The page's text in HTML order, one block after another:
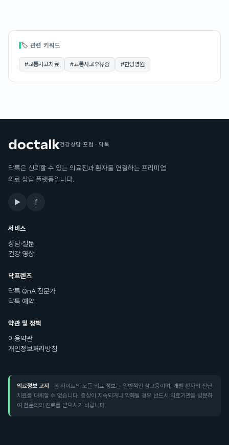
🏷 관련 키워드
#교통사고치료 #교통사고후유증 #한방병원
건강상담 포럼 · 닥톡
닥톡은 신뢰할 수 있는 의료진과 환자를 연결하는 프리미엄
의료 상담 플랫폼입니다.
▶ f
서비스
상담·질문
건강 영상
닥프렌즈
닥톡 QnA 전문가
닥톡 예약
약관 및 정책
이용약관
개인정보처리방침
의료정보 고지 · 본 사이트의 모든 의료 정보는 일반적인 참고용이며, 개별 환자의 진단·
치료를 대체할 수 없습니다. 증상이 지속되거나 악화될 경우 반드시 의료기관을 방문하
여 전문의의 진료를 받으시기 바랍니다.